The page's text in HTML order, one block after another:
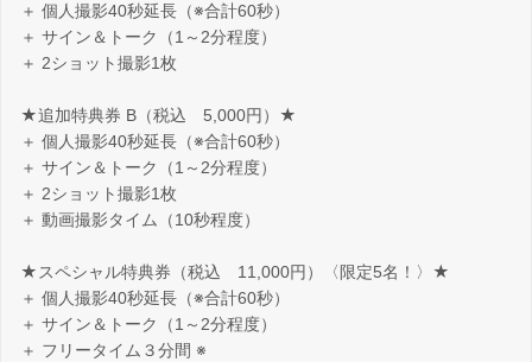
＋ 個人撮影40秒延長（※合計60秒）
＋ サイン＆トーク（1～2分程度）
＋ 2ショット撮影1枚
★追加特典券 B（税込 5,000円）★
＋ 個人撮影40秒延長（※合計60秒）
＋ サイン＆トーク（1～2分程度）
＋ 2ショット撮影1枚
＋ 動画撮影タイム（10秒程度）
★スペシャル特典券（税込 11,000円）〈限定5名！〉★
＋ 個人撮影40秒延長（※合計60秒）
＋ サイン＆トーク（1～2分程度）
＋ フリータイム３分間 ※